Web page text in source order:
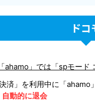
ドコ
「ahamo」では「spモー
済」を利用中に「
自動的に退会